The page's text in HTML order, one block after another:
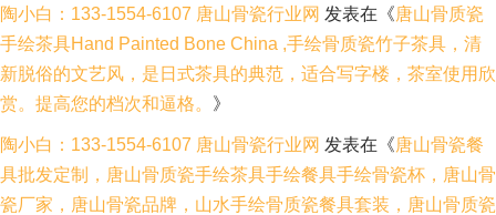
陶小白：133-1554-6107 唐山骨瓷行业网 发表在《唐山骨质瓷
手绘茶具Hand Painted Bone China ,手绘骨质瓷竹子茶具，清
新脱俗的文艺风，是日式茶具的典范，适合写字楼，茶室使用欣
赏。提高您的档次和逼格。 》
陶小白：133-1554-6107 唐山骨瓷行业网 发表在《唐山骨瓷餐
具批发定制，唐山骨质瓷手绘茶具手绘餐具手绘骨瓷杯，唐山骨
瓷厂家，唐山骨瓷品牌，山水手绘骨质瓷餐具套装，唐山骨质瓷